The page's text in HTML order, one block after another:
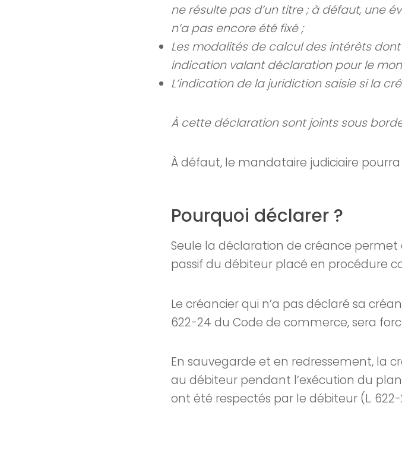
ne résulte pas d’un titre ; à défaut, une
n’a pas encore été fixé ;
Les modalités de calcul des intérêts
indication valant déclaration pour le
L’indication de la juridiction saisie si la
À cette déclaration sont joints sous
À défaut, le mandataire judiciaire
Pourquoi déclarer ?
Seule la déclaration de créance permet
passif du débiteur placé en procédure
Le créancier qui n’a pas déclaré sa
622-24 du Code de commerce, sera
En sauvegarde et en redressement, la
au débiteur pendant l’exécution du
ont été respectés par le débiteur (L. 622-